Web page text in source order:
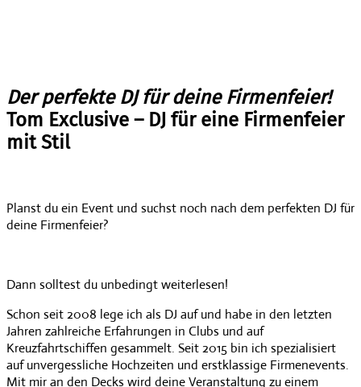
Der perfekte DJ für deine Firmenfeier!
Tom Exclusive – DJ für eine Firmenfeier
mit Stil
Planst du ein Event und suchst noch nach dem perfekten DJ für
deine Firmenfeier?
Dann solltest du unbedingt weiterlesen!
Schon seit 2008 lege ich als DJ auf und habe in den letzten
Jahren zahlreiche Erfahrungen in Clubs und auf
Kreuzfahrtschiffen gesammelt. Seit 2015 bin ich spezialisiert
auf unvergessliche Hochzeiten und erstklassige Firmenevents.
Mit mir an den Decks wird deine Veranstaltung zu einem